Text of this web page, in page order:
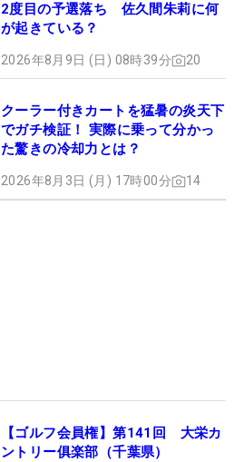
2度目の予選落ち 佐久間朱莉に何
が起きている？
2026年8月9日 (日) 08時39分 20
クーラー付きカートを猛暑の炎天下
でガチ検証！ 実際に乗って分かっ
た驚きの冷却力とは？
2026年8月3日 (月) 17時00分 14
【ゴルフ会員権】第141回 大栄カ
ントリー俱楽部（千葉県）